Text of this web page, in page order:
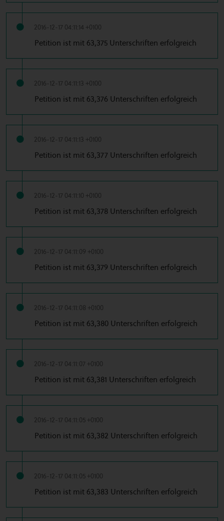
2016-12-17 04:11:14 +0100
Petition ist mit 63,375 Unterschriften erfolgreich
2016-12-17 04:11:13 +0100
Petition ist mit 63,376 Unterschriften erfolgreich
2016-12-17 04:11:13 +0100
Petition ist mit 63,377 Unterschriften erfolgreich
2016-12-17 04:11:10 +0100
Petition ist mit 63,378 Unterschriften erfolgreich
2016-12-17 04:11:09 +0100
Petition ist mit 63,379 Unterschriften erfolgreich
2016-12-17 04:11:08 +0100
Petition ist mit 63,380 Unterschriften erfolgreich
2016-12-17 04:11:07 +0100
Petition ist mit 63,381 Unterschriften erfolgreich
2016-12-17 04:11:05 +0100
Petition ist mit 63,382 Unterschriften erfolgreich
2016-12-17 04:11:05 +0100
Petition ist mit 63,383 Unterschriften erfolgreich